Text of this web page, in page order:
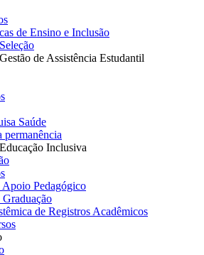
de Ensino e Inclusão
de Assistência Estudantil
Saúde
permanência
Inclusiva
Pedagógico
de Registros Acadêmicos